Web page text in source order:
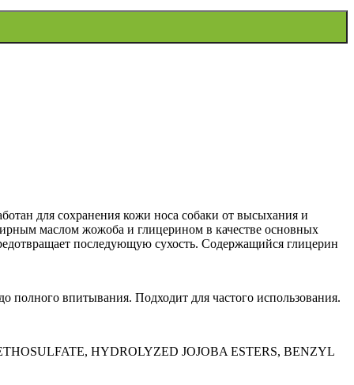
для сохранения кожи носа собаки от высыхания и
маслом жожоба и глицерином в качестве основных
последующую сухость. Содержащийся глицерин
полного впитывания. Подходит для частого использования.
HYDROLYZED JOJOBA ESTERS, BENZYL